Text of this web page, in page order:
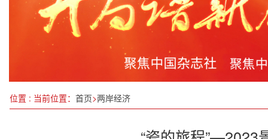
中国法学会会长王晨在北京调研“一带一路”法治研
关于“十五五”规划教育领域中魔术理论教育研究的
位置 : 当前位置： 首页>两岸经济